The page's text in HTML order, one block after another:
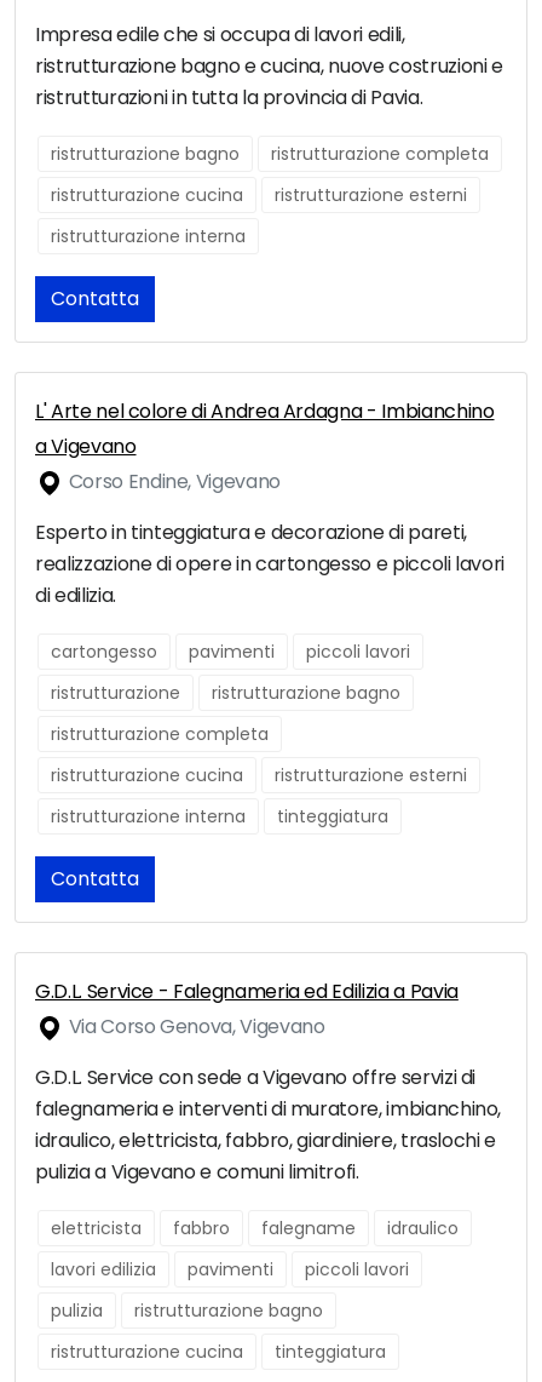
Impresa edile che si occupa di lavori edili,
ristrutturazione bagno e cucina, nuove costruzioni e
ristrutturazioni in tutta la provincia di Pavia.
ristrutturazione bagno
ristrutturazione completa
ristrutturazione cucina
ristrutturazione esterni
ristrutturazione interna
Contatta
L' Arte nel colore di Andrea Ardagna - Imbianchino
a Vigevano
Corso Endine, Vigevano
Esperto in tinteggiatura e decorazione di pareti,
realizzazione di opere in cartongesso e piccoli lavori
di edilizia.
cartongesso pavimenti
piccoli lavori
ristrutturazione
ristrutturazione bagno
ristrutturazione completa
ristrutturazione cucina
ristrutturazione esterni
ristrutturazione interna
tinteggiatura
Contatta
G.D.L. Service - Falegnameria ed Edilizia a Pavia
Via Corso Genova, Vigevano
G.D.L. Service con sede a Vigevano offre servizi di
falegnameria e interventi di muratore, imbianchino,
idraulico, elettricista, fabbro, giardiniere, traslochi e
pulizia a Vigevano e comuni limitrofi.
elettricista fabbro falegname
idraulico
lavori edilizia
pavimenti
piccoli lavori
pulizia
ristrutturazione bagno
ristrutturazione cucina
tinteggiatura